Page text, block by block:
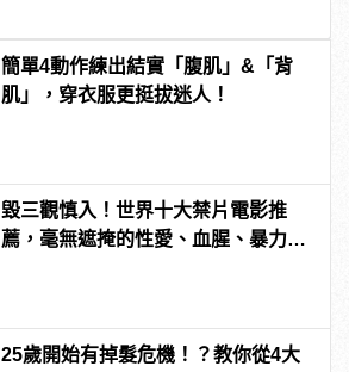
簡單4動作練出結實「腹肌」&「背
肌」，穿衣服更挺拔迷人！
毀三觀慎入！世界十大禁片電影推
薦，毫無遮掩的性愛、血腥、暴力、
25歲開始有掉髮危機！？教你從4大